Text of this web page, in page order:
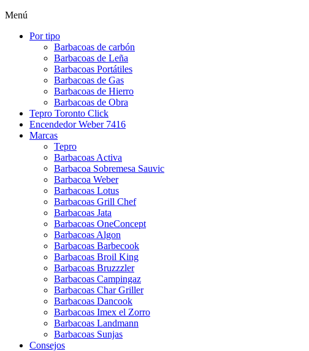
Menú
Por tipo
Barbacoas de carbón
Barbacoas de Leña
Barbacoas Portátiles
Barbacoas de Gas
Barbacoas de Hierro
Barbacoas de Obra
Tepro Toronto Click
Encendedor Weber 7416
Marcas
Tepro
Barbacoas Activa
Barbacoa Sobremesa Sauvic
Barbacoa Weber
Barbacoas Lotus
Barbacoas Grill Chef
Barbacoas Jata
Barbacoas OneConcept
Barbacoas Algon
Barbacoas Barbecook
Barbacoas Broil King
Barbacoas Bruzzzler
Barbacoas Campingaz
Barbacoas Char Griller
Barbacoas Dancook
Barbacoas Imex el Zorro
Barbacoas Landmann
Barbacoas Sunjas
Consejos